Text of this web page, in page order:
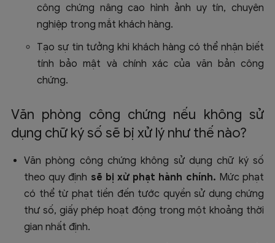
công chứng nâng cao hình ảnh uy tín, chuyên
nghiệp trong mắt khách hàng.
Tạo sự tin tưởng khi khách hàng có thể nhận biết
tính bảo mật và chính xác của văn bản công
chứng.
Văn phòng công chứng nếu không sử
dụng chữ ký số sẽ bị xử lý như thế nào?
Văn phòng công chứng không sử dụng chữ ký số
theo quy định sẽ bị xử phạt hành chính. Mức phạt
có thể từ phạt tiền đến tước quyền sử dụng chứng
thư số, giấy phép hoạt động trong một khoảng thời
gian nhất định.